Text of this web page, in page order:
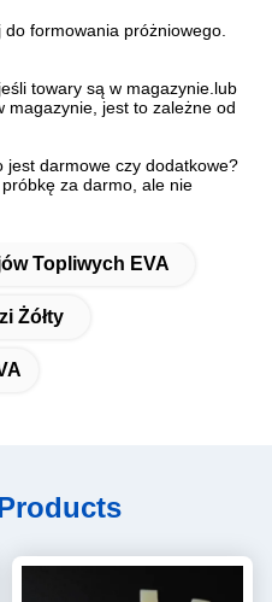
do formowania próżniowego.
towary są w magazynie.lub
magazynie, jest to zależne od
jest darmowe czy dodatkowe?
za darmo, ale nie
Topliwych EVA
Żółty